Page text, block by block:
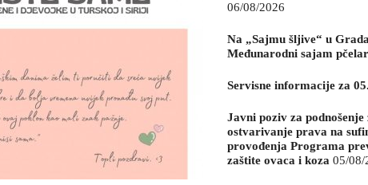
06/08/2026
Na „Sajmu šljive“ u
Međunarodni sajam
Servisne informacije za
Javni poziv za podnošenje
ostvarivanje prava na
provođenja Programa
zaštite ovaca i koza 05/08/